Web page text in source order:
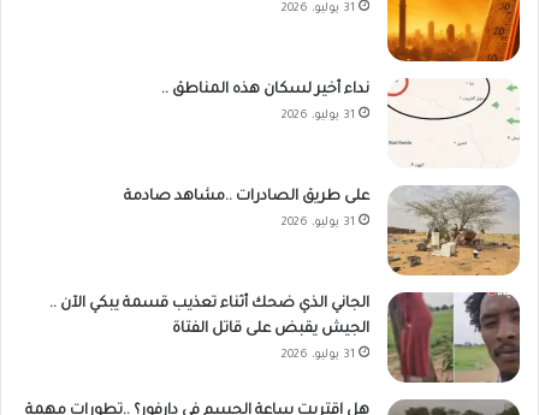
31 يوليو، 2026
نداء أخير لسكان هذه المناطق ..
31 يوليو، 2026
على طريق الصادرات ..مشاهد صادمة
31 يوليو، 2026
الجاني الذي ضحك أثناء تعذيب قسمة يبكي الآن ..
الجيش يقبض على قاتل الفتاة
31 يوليو، 2026
هل اقتربت ساعة الحسم في دارفور؟ ..تطورات مهمة